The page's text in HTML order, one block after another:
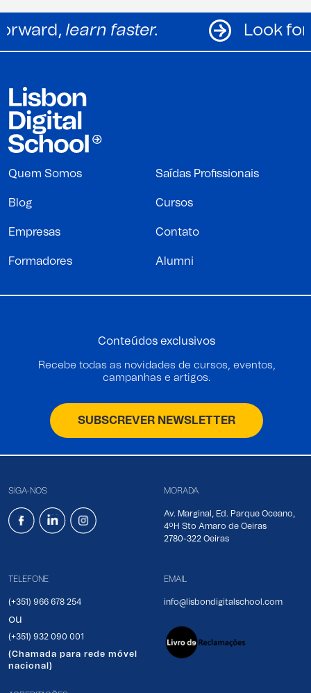
Look forward,learn faster.
Quem Somos Saídas Profissionais
Blog Cursos
Empresas Contato
Formadores Alumni
Conteúdos exclusivos
Recebe todas as novidades de cursos, eventos,
campanhas e artigos.
SUBSCREVER NEWSLETTER
SIGA-NOS MORADA
Av. Marginal, Ed. Parque Oceano,
4ºH Sto Amaro de Oeiras
2780-322 Oeiras
TELEFONE
(+351) 966 678 254
ou
(+351) 932 090 001
(Chamada para rede móvel
nacional)
EMAIL
info@lisbondigitalschool.com